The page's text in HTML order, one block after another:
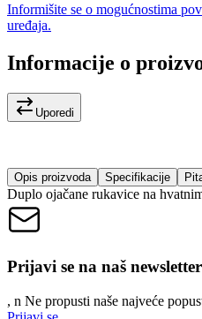
Informišite se o mogućnostima
uređaja.
Informacije o
Uporedi
Opis proizvoda Specifikacije
Duplo ojačane rukavice na
Prijavi se na naš newsletter
, n Ne propusti naše najveće